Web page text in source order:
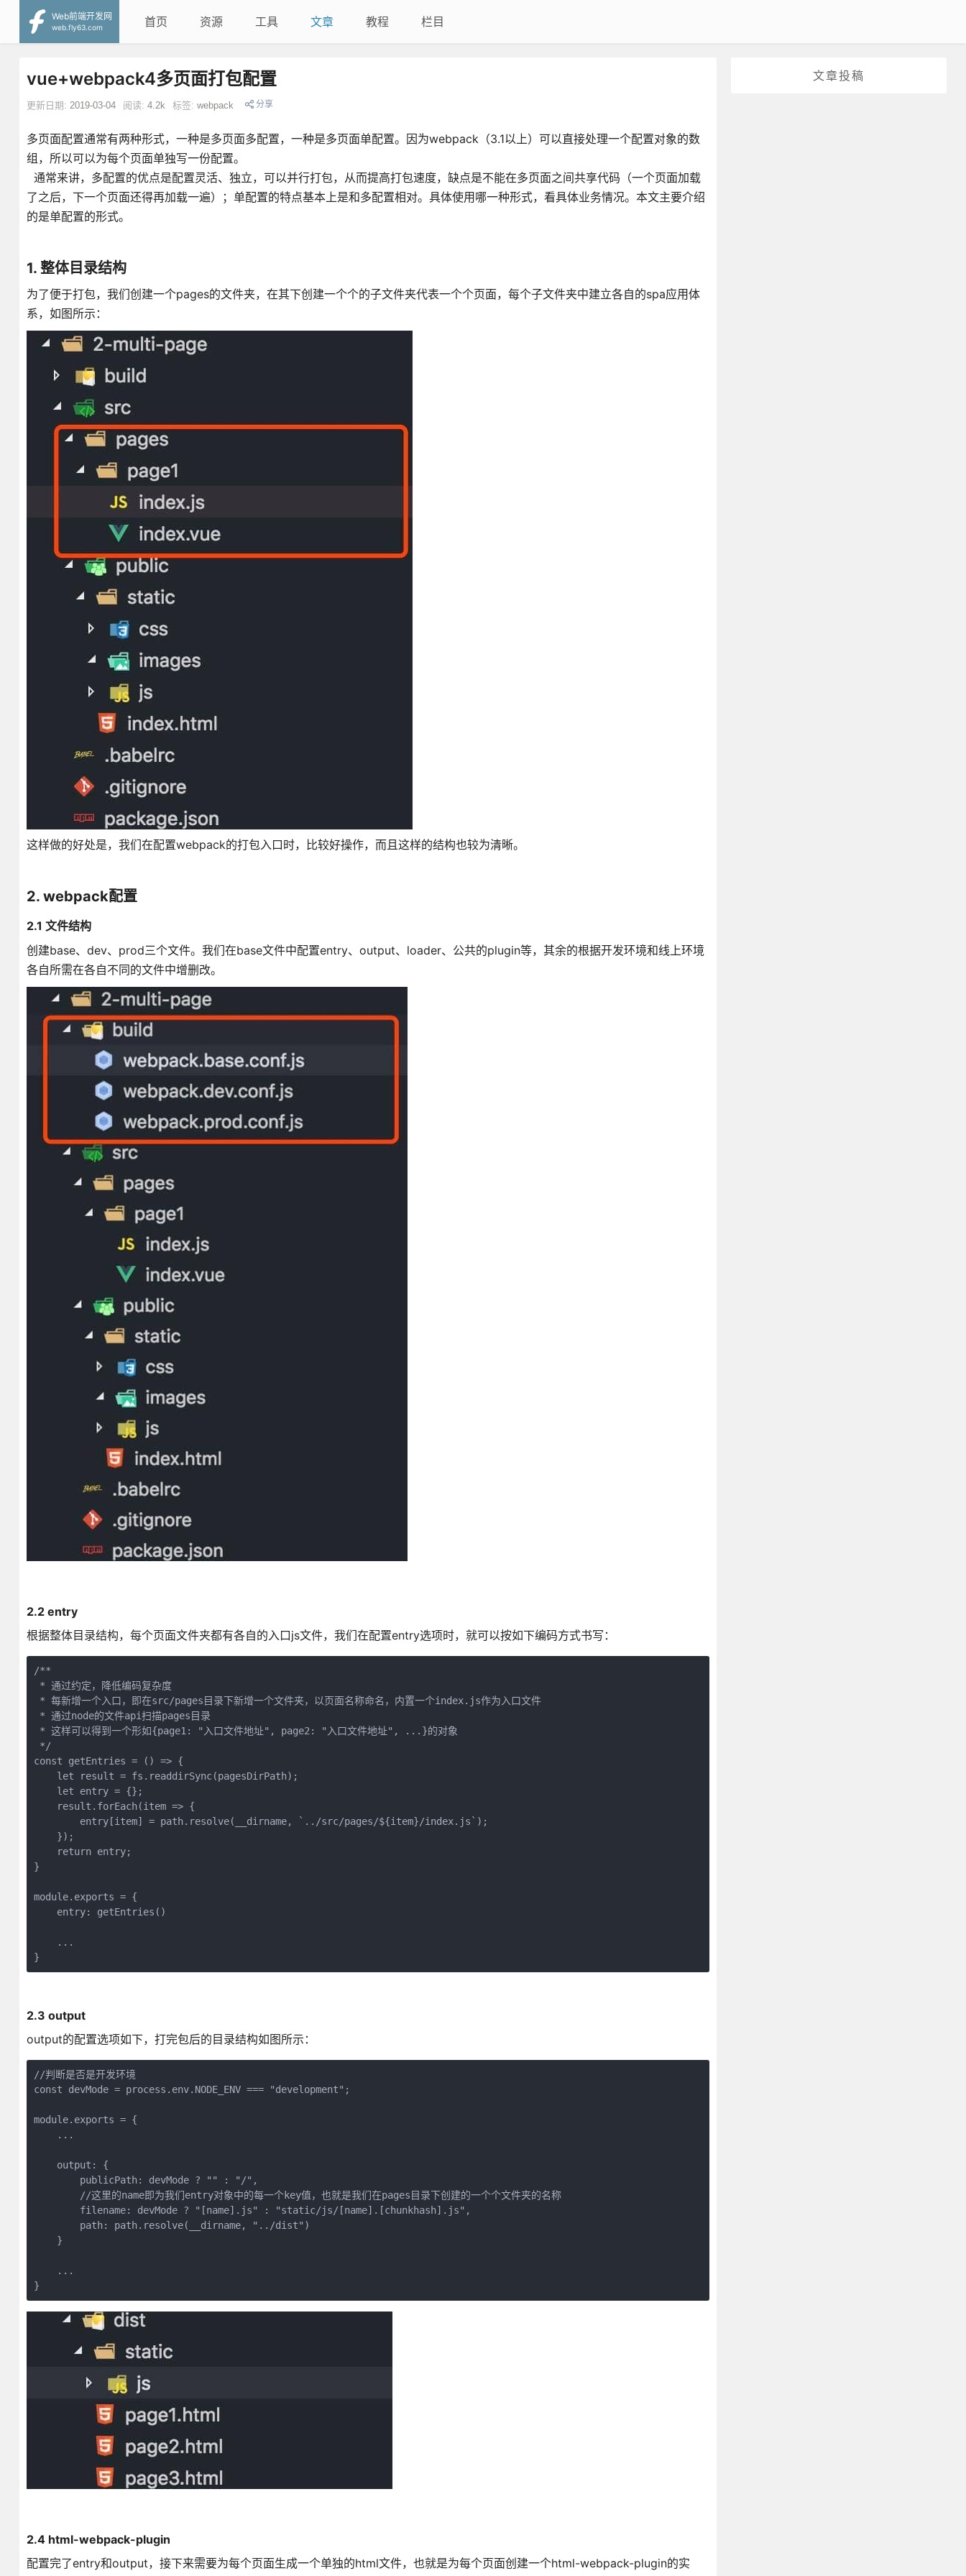
Web前端开发网
web.fly63.com
首页 资源 工具 文章 教程 栏目
文章投稿
vue+webpack4多页面打包配置
更新日期: 2019-03-04 阅读: 4.2k 标签: webpack 分享
多页面配置通常有两种形式，一种是多页面多配置，一种是多页面单配置。因为webpack（3.1以上）可以直接处理一个配置对象的数
组，所以可以为每个页面单独写一份配置。
通常来讲，多配置的优点是配置灵活、独立，可以并行打包，从而提高打包速度，缺点是不能在多页面之间共享代码（一个页面加载
了之后，下一个页面还得再加载一遍）；单配置的特点基本上是和多配置相对。具体使用哪一种形式，看具体业务情况。本文主要介绍
的是单配置的形式。
1. 整体目录结构
为了便于打包，我们创建一个pages的文件夹，在其下创建一个个的子文件夹代表一个个页面，每个子文件夹中建立各自的spa应用体
系，如图所示：
这样做的好处是，我们在配置webpack的打包入口时，比较好操作，而且这样的结构也较为清晰。
2. webpack配置
2.1 文件结构
创建base、dev、prod三个文件。我们在base文件中配置entry、output、loader、公共的plugin等，其余的根据开发环境和线上环境
各自所需在各自不同的文件中增删改。
2.2 entry
根据整体目录结构，每个页面文件夹都有各自的入口js文件，我们在配置entry选项时，就可以按如下编码方式书写：
/**
* 通过约定，降低编码复杂度
* 每新增一个入口，即在src/pages目录下新增一个文件夹，以页面名称命名，内置一个index.js作为入口文件
* 通过node的文件api扫描pages目录
* 这样可以得到一个形如{page1: "入口文件地址", page2: "入口文件地址", ...}的对象
*/
const getEntries = () => {
    let result = fs.readdirSync(pagesDirPath);
    let entry = {};
    result.forEach(item => {
        entry[item] = path.resolve(__dirname, `../src/pages/${item}/index.js`);
    });
    return entry;
}
module.exports = {
    entry: getEntries()
    ...
}
2.3 output
output的配置选项如下，打完包后的目录结构如图所示：
//判断是否是开发环境
const devMode = process.env.NODE_ENV === "development";
module.exports = {
    ...
    output: {
        publicPath: devMode ? "" : "/",
        //这里的name即为我们entry对象中的每一个key值，也就是我们在pages目录下创建的一个个文件夹的名称
        filename: devMode ? "[name].js" : "static/js/[name].[chunkhash].js",
        path: path.resolve(__dirname, "../dist")
    }
    ...
}
2.4 html-webpack-plugin
配置完了entry和output，接下来需要为每个页面生成一个单独的html文件，也就是为每个页面创建一个html-webpack-plugin的实